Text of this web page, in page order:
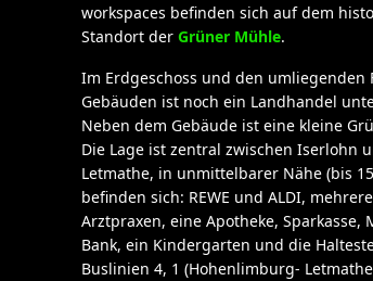
workspaces befinden sich auf dem
Standort der Grüner Mühle.
Im Erdgeschoss und den umliegenden
Gebäuden ist noch ein Landhandel
Neben dem Gebäude ist eine kleine
Die Lage ist zentral zwischen Iserlohn
Letmathe, in unmittelbarer Nähe (bis
befinden sich: REWE und ALDI, mehrere
Arztpraxen, eine Apotheke, Sparkasse,
Bank, ein Kindergarten und die
Buslinien 4, 1 (Hohenlimburg-